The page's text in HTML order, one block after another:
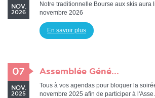
NOV.
2026
Notre traditionnelle Bourse aux skis aura
novembre 2026
En savoir plus
07
NOV.
2025
Assemblée Géné...
Tous à vos agendas pour bloquer la
novembre 2025 afin de participer à